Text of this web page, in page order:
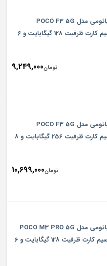
گوشی موبایل شیائومی مدل POCO F3 5G
M2012K11AG دو سیم‌ کارت ظرفیت 128 گیگابایت و 6
تومان9,249,000
گوشی موبایل شیائومی مدل POCO F3 5G
M2012K11AG دو سیم‌ کارت ظرفیت 256 گیگابایت و 8
تومان10,699,000
گوشی موبایل شیائومی مدل POCO M3 PRO 5G
M2103K19PG دو سیم‌ کارت ظرفیت 128 گیگابایت و 6